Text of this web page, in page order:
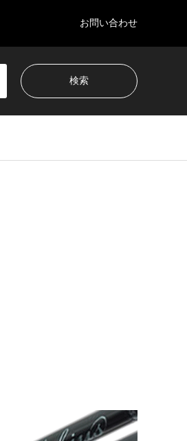
お問い合わせ